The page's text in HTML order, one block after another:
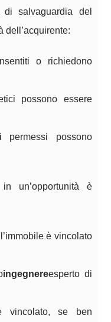
salvaguardia del
dell’acquirente:
o richiedono
possono essere
permessi possono
un’opportunità è
è vincolato
ingegnereesperto di
vincolato, se ben